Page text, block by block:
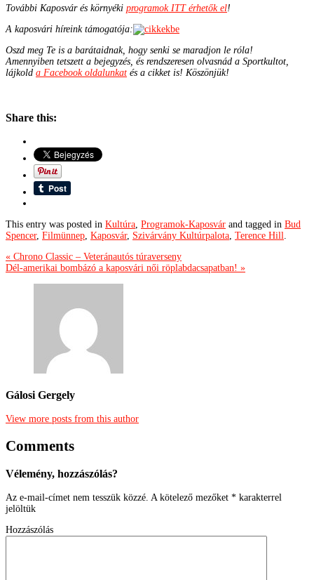
További Kaposvár és környéki programok ITT érhetők el!
A kaposvári híreink támogatója:
Oszd meg Te is a barátaidnak, hogy senki se maradjon le róla!
Amennyiben tetszett a bejegyzés, és rendszeresen olvasnád a Sportkultot,
lájkold a Facebook oldalunkat és a cikket is! Köszönjük!
Share this:
This entry was posted in Kultúra, Programok-Kaposvár and tagged in Bud
Spencer, Filmünnep, Kaposvár, Szivárvány Kultúrpalota, Terence Hill.
« Chrono Classic – Veteránautós túraverseny
Dél-amerikai bombázó a kaposvári női röplabdacsapatban! »
Gálosi Gergely
View more posts from this author
Comments
Vélemény, hozzászólás?
Az e-mail-címet nem tesszük közzé. A kötelező mezőket * karakterrel
jelöltük
Hozzászólás